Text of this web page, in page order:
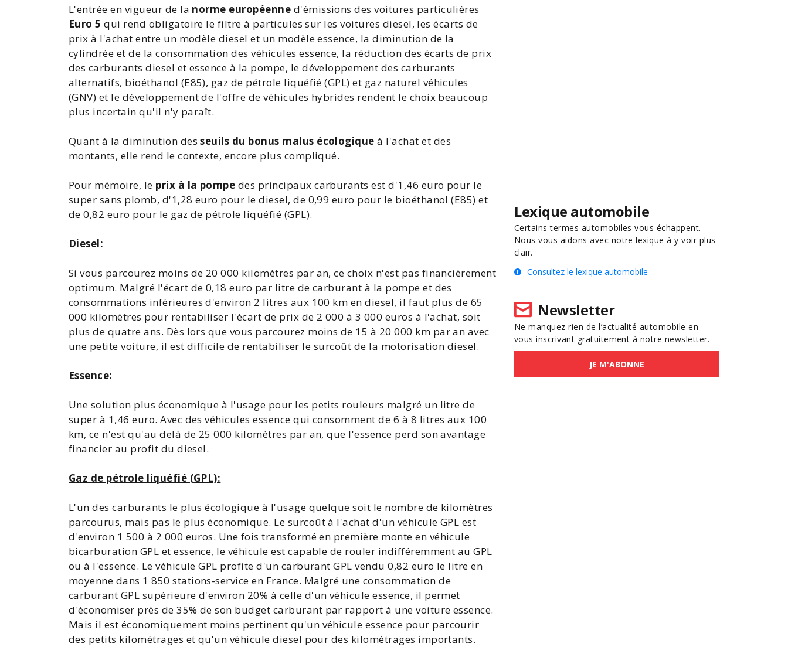
L'entrée en vigueur de la norme européenne d'émissions des voitures particulières
Euro 5 qui rend obligatoire le filtre à particules sur les voitures diesel, les écarts de
prix à l'achat entre un modèle diesel et un modèle essence, la diminution de la
cylindrée et de laconsommation des véhicules essence, la réduction des écarts de prix
des carburants diesel et essence à la pompe, le développement des carburants
alternatifs, bioéthanol (E85), gaz de pétrole liquéfié (GPL) et gaz naturel véhicules
(GNV) et le développement de l'offre devéhicules hybrides rendent le choix beaucoup
plus incertain qu'il n'y paraît.
Quant à la diminution desseuils du bonus malus écologique à l'achat et des
montants, elle rend le contexte, encore plus compliqué.
Pour mémoire, le prix à la pompe des principaux carburants est d'1,46 euro pour le
super sans plomb, d'1,28 euro pour le diesel, de 0,99 euro pour le bioéthanol (E85) et
de 0,82 euro pour le gaz de pétrole liquéfié (GPL).
Diesel:
Si vous parcourez moins de 20 000 kilomètres par an, ce choix n'est pas financièrement
optimum. Malgré l'écart de 0,18 euro par litre de carburant à la pompe et des
consommations inférieures d'environ 2 litres aux 100 km en diesel, il faut plus de 65
000 kilomètres pour rentabiliser l'écart de prix de 2 000 à 3 000 euros à l'achat, soit
plus de quatre ans. Dès lors que vous parcourez moins de 15 à 20 000 km par an avec
une petite voiture, il est difficile de rentabiliser le surcoût de la motorisation diesel.
Essence:
Une solution plus économique à l'usage pour les petits rouleurs malgré un litre de
super à 1,46 euro. Avec des véhicules essence qui consomment de 6 à 8 litres aux 100
km, ce n'est qu'au delà de 25 000 kilomètres par an, que l'essence perd son avantage
financier au profit du diesel.
Gaz de pétrole liquéfié (GPL):
L'un des carburants le plus écologique à l'usage quelque soit le nombre de kilomètres
parcourus, mais pas le plus économique. Le surcoût à l'achat d'un véhicule GPL est
d'environ 1 500 à 2 000 euros. Une fois transformé en première monte en véhicule
bicarburation GPL et essence, le véhicule est capable de rouler indifféremment au GPL
ou à l'essence. Le véhicule GPL profite d'un carburant GPL vendu 0,82 euro le litre en
moyenne dans 1 850 stations-service en France. Malgré une consommation de
carburant GPL supérieure d'environ 20% à celle d'un véhicule essence, il permet
d'économiser près de 35% de son budget carburant par rapport à unevoiture essence.
Mais il est économiquement moins pertinent qu'un véhicule essence pour parcourir
des petits kilométrages et qu'un véhicule diesel pour des kilométrages importants.
Lexique automobile
Certains termes automobiles vous échappent.
Nous vous aidons avec notre lexique à y voir plus
clair.
Consultez le lexique automobile
Newsletter
Ne manquez rien de l’actualité automobile en
vous inscrivant gratuitement à notre newsletter.
JE M'ABONNE